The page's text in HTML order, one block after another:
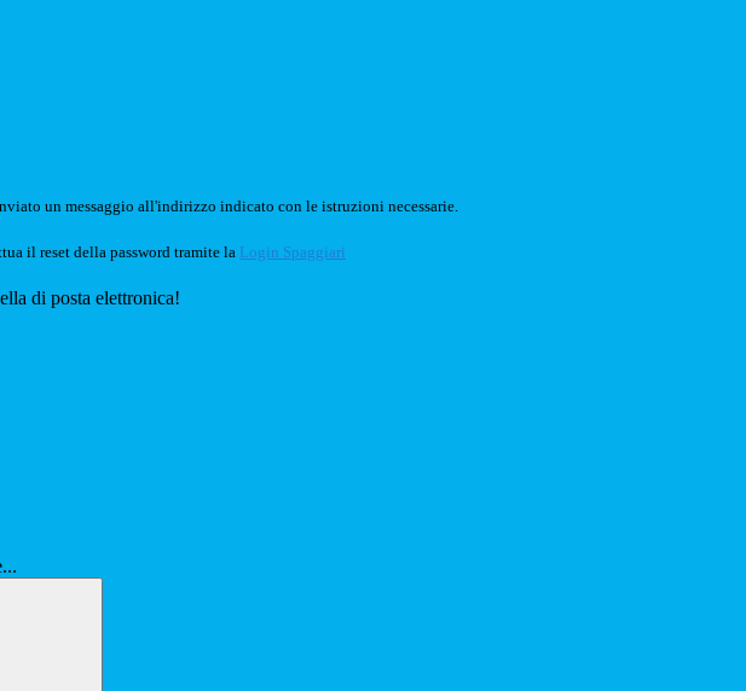
un messaggio all'indirizzo indicato con le istruzioni necessarie.
il reset della password tramite la Login Spaggiari
di posta elettronica!